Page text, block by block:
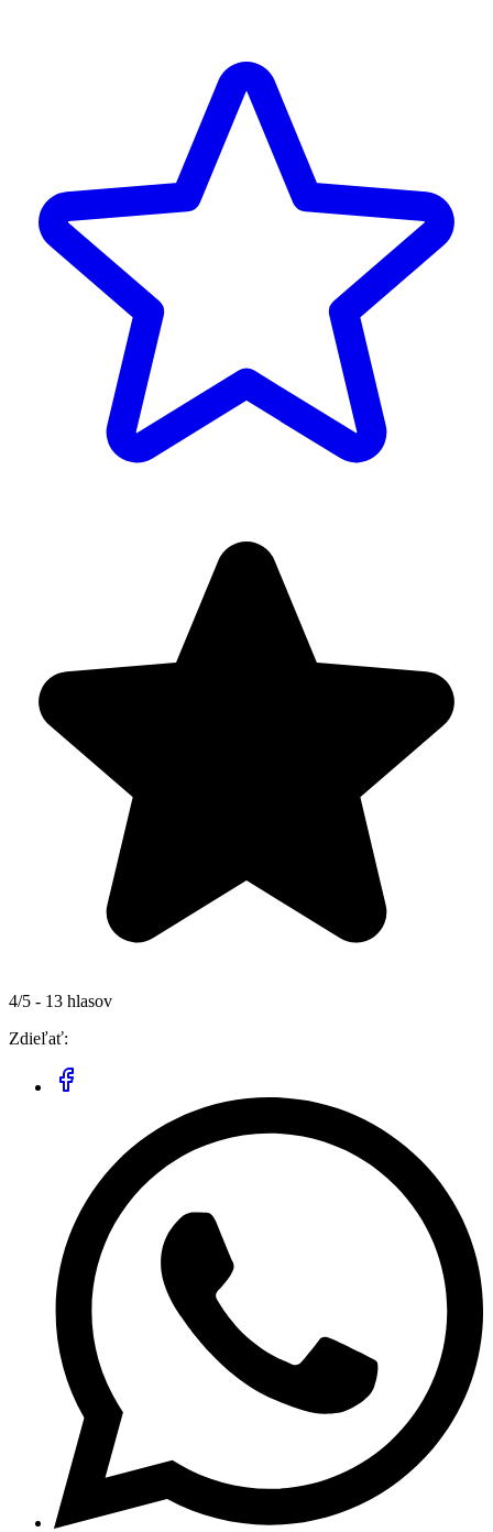
4/5 - 13 hlasov
Zdieľať: